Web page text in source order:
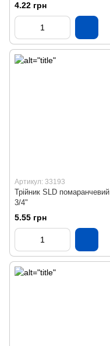
4.22 грн
Артикул: 33193
Трійник SLD помаранчевий
3/4"
5.55 грн